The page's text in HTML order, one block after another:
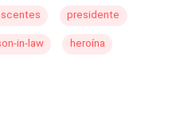
serán resueltas más
presidente
in-law heroína